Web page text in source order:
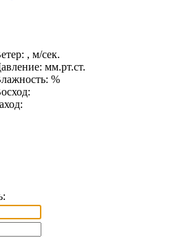
, м/сек.
мм.рт.ст.
%